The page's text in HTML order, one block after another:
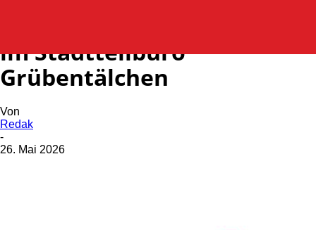
im Stadtteilbüro
Grübentälchen
Von
Redak
-
26. Mai 2026